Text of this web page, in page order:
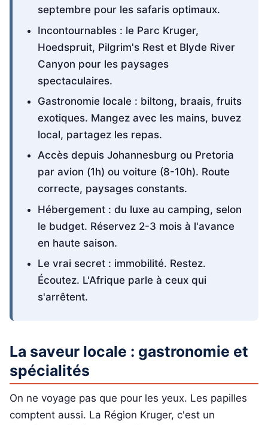
septembre pour les safaris optimaux.
Incontournables : le Parc Kruger,
Hoedspruit, Pilgrim's Rest et Blyde River
Canyon pour les paysages
spectaculaires.
Gastronomie locale : biltong, braais, fruits
exotiques. Mangez avec les mains, buvez
local, partagez les repas.
Accès depuis Johannesburg ou Pretoria
par avion (1h) ou voiture (8-10h). Route
correcte, paysages constants.
Hébergement : du luxe au camping, selon
le budget. Réservez 2-3 mois à l'avance
en haute saison.
Le vrai secret : immobilité. Restez.
Écoutez. L'Afrique parle à ceux qui
s'arrêtent.
La saveur locale : gastronomie et
spécialités
On ne voyage pas que pour les yeux. Les papilles
comptent aussi. La Région Kruger, c'est un